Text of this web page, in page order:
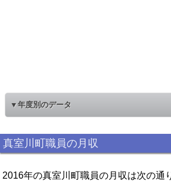
▼年度別のデータ
真室川町職員の月収
2016年の真室川町職員の月収は次の通